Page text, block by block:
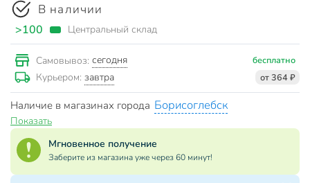
В наличии
>100 Центральный склад
Самовывоз: сегодня бесплатно
Курьером: завтра от 364 ₽
Наличие в магазинах города Борисоглебск
Показать
Мгновенное получение
Заберите из магазина уже через 60 минут!